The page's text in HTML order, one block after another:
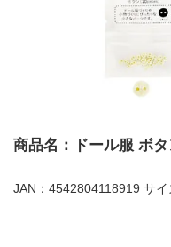
商品名：ドール服 ボ
JAN：4542804118919 サ